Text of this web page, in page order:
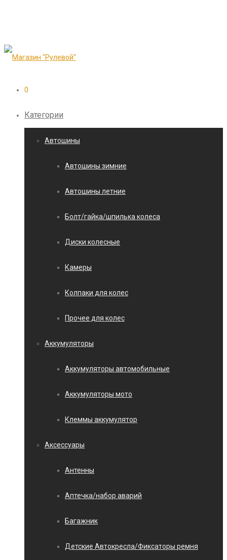
0
Категории
Автошины
Автошины зимние
Автошины летние
Болт/гайка/шпилька колеса
Диски колесные
Камеры
Колпаки для колес
Прочее для колес
Аккумуляторы
Аккумуляторы автомобильные
Аккумуляторы мото
Клеммы аккумулятор
Аксессуары
Антенны
Аптечка/набор аварий
Багажник
Детские Автокресла/Фиксаторы ремня